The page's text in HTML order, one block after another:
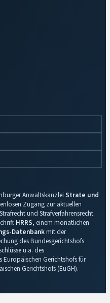
Anwaltskanzlei Strate und
Zugang zur aktuellen
und Strafverfahrensrecht.
HRRS, einem monatlichen
Datenbankmit der
des Bundesgerichtshofs
u.a. des
Europäischen Gerichtshofs für
Gerichtshofs (EuGH).